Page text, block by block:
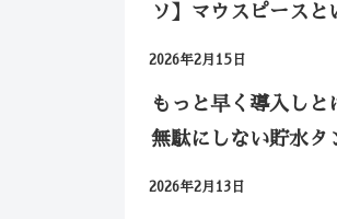
ソ】マウスピースと
2026年2月15日
もっと早く導入しと
無駄にしない貯水タ
2026年2月13日